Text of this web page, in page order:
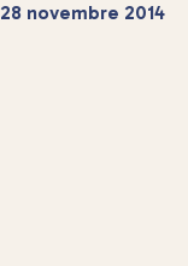
28 novembre 2014